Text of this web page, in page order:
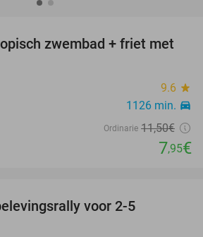
31%
zwembad + friet met
9.6 star
1126 min. directions_car
Ordinarie 11,50€
7,95€
voor 2-5